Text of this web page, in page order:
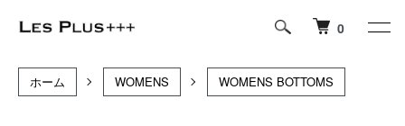
0
ホーム WOMENS WOMENS BOTTOMS